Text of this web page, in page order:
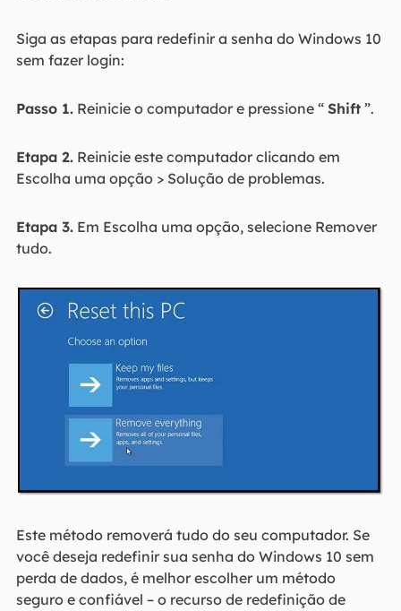
Siga as etapas para redefinir a senha do Windows 10
sem fazer login:
Passo 1.Reinicie o computador e pressione “ Shift”.
Etapa 2.Reinicie este computador clicando em
Escolha uma opção > Solução de problemas.
Etapa 3.Em Escolha uma opção, selecione Remover
tudo.
Este método removerá tudo do seu computador. Se
você deseja redefinir sua senha do Windows 10 sem
perda de dados, é melhor escolher um método
seguro e confiável – o recurso de redefinição de